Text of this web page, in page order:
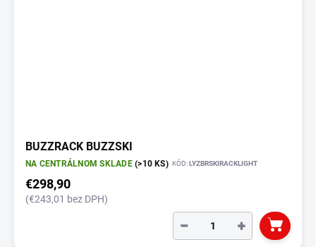
BUZZRACK BUZZSKI
NA CENTRÁLNOM SKLADE(>10 KS) KÓD:LYZBRSKIRACKLIGHT
€298,90
(€243,01 bez DPH)
+
−